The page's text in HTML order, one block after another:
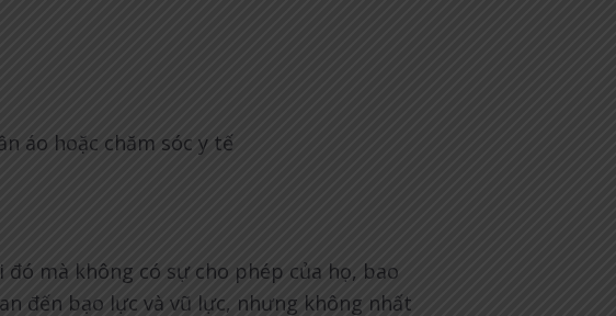
áo hoặc chăm sóc y tế
mà không có sự cho phép của họ, bao
đến bạo lực và vũ lực, nhưng không nhất